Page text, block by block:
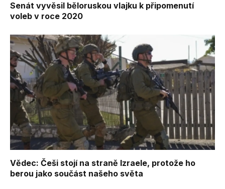
Senát vyvěsil běloruskou vlajku k připomenutí
voleb v roce 2020
Vědec: Češi stojí na straně Izraele, protože ho
berou jako součást našeho světa